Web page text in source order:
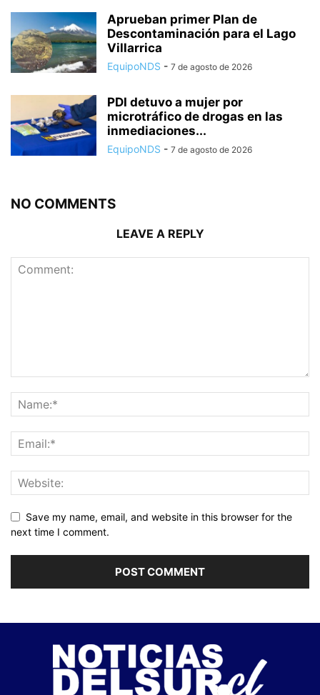
Aprueban primer Plan de
Descontaminación para el Lago
Villarrica
EquipoNDS - 7 de agosto de 2026
PDI detuvo a mujer por
microtráfico de drogas en las
inmediaciones...
EquipoNDS - 7 de agosto de 2026
NO COMMENTS
LEAVE A REPLY
Save my name, email, and website in this browser for the
next time I comment.